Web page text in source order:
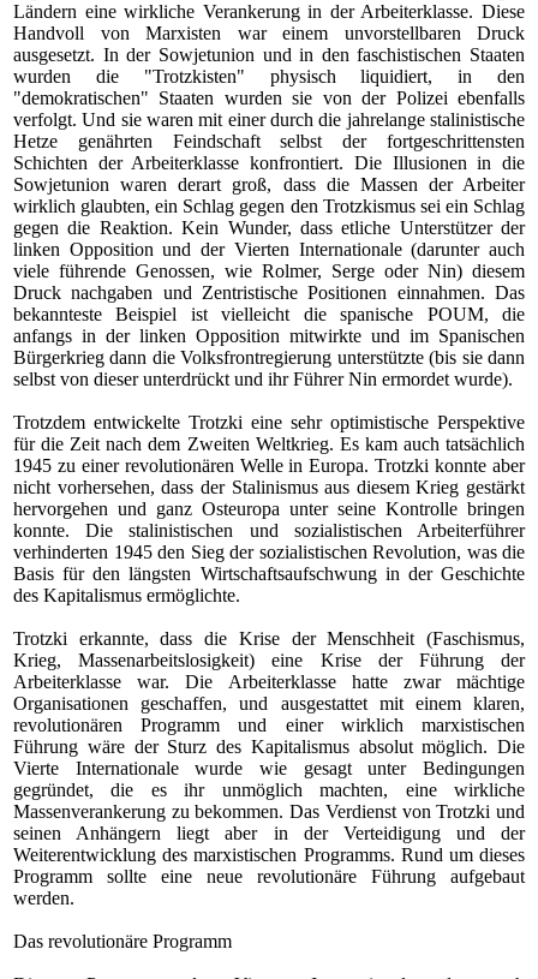
Ländern eine wirkliche Verankerung in der Arbeiterklasse. Diese
Handvoll von Marxisten war einem unvorstellbaren Druck
ausgesetzt. In der Sowjetunion und in den faschistischen Staaten
wurden die "Trotzkisten" physisch liquidiert, in den
"demokratischen" Staaten wurden sie von der Polizei ebenfalls
verfolgt. Und sie waren mit einer durch die jahrelange stalinistische
Hetze genährten Feindschaft selbst der fortgeschrittensten
Schichten der Arbeiterklasse konfrontiert. Die Illusionen in die
Sowjetunion waren derart groß, dass die Massen der Arbeiter
wirklich glaubten, ein Schlag gegen den Trotzkismus sei ein Schlag
gegen die Reaktion. Kein Wunder, dass etliche Unterstützer der
linken Opposition und der Vierten Internationale (darunter auch
viele führende Genossen, wie Rolmer, Serge oder Nin) diesem
Druck nachgaben und Zentristische Positionen einnahmen. Das
bekannteste Beispiel ist vielleicht die spanische POUM, die
anfangs in der linken Opposition mitwirkte und im Spanischen
Bürgerkrieg dann die Volksfrontregierung unterstützte (bis sie dann
selbst von dieser unterdrückt und ihr Führer Nin ermordet wurde).
Trotzdem entwickelte Trotzki eine sehr optimistische Perspektive
für die Zeit nach dem Zweiten Weltkrieg. Es kam auch tatsächlich
1945 zu einer revolutionären Welle in Europa. Trotzki konnte aber
nicht vorhersehen, dass der Stalinismus aus diesem Krieg gestärkt
hervorgehen und ganz Osteuropa unter seine Kontrolle bringen
konnte. Die stalinistischen und sozialistischen Arbeiterführer
verhinderten 1945 den Sieg der sozialistischen Revolution, was die
Basis für den längsten Wirtschaftsaufschwung in der Geschichte
des Kapitalismus ermöglichte.
Trotzki erkannte, dass die Krise der Menschheit (Faschismus,
Krieg, Massenarbeitslosigkeit) eine Krise der Führung der
Arbeiterklasse war. Die Arbeiterklasse hatte zwar mächtige
Organisationen geschaffen, und ausgestattet mit einem klaren,
revolutionären Programm und einer wirklich marxistischen
Führung wäre der Sturz des Kapitalismus absolut möglich. Die
Vierte Internationale wurde wie gesagt unter Bedingungen
gegründet, die es ihr unmöglich machten, eine wirkliche
Massenverankerung zu bekommen. Das Verdienst von Trotzki und
seinen Anhängern liegt aber in der Verteidigung und der
Weiterentwicklung des marxistischen Programms. Rund um dieses
Programm sollte eine neue revolutionäre Führung aufgebaut
werden.
Das revolutionäre Programm